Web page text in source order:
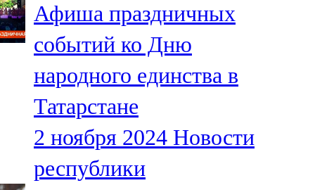
Мамадыш
106,2 FM
Минзәлә
107,3 FM
Мөслим
100,0 FM
Афиша праздничных
событий ко Дню
народного единства в
Татарстане
2 ноября 2024 Новости
республики